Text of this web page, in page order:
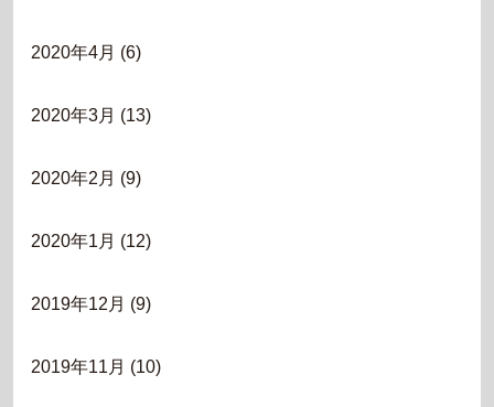
2020年4月 (6)
2020年3月 (13)
2020年2月 (9)
2020年1月 (12)
2019年12月 (9)
2019年11月 (10)